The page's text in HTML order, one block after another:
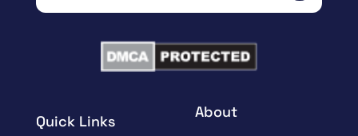
Quick Links
About